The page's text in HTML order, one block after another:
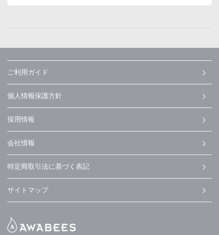
ご利用ガイド
個人情報保護方針
採用情報
会社情報
特定商取引法に基づく表記
サイトマップ